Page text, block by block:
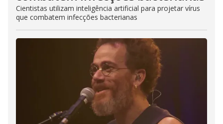
Cientistas utilizam inteligência artificial para projetar vírus
que combatem infecções bacterianas